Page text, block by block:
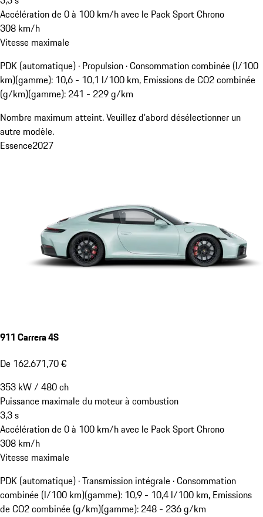
Accélération de 0 à 100 km/h avec le Pack Sport Chrono
308 km/h
Vitesse maximale
PDK (automatique) · Propulsion ·Consommation combinée (l/100
km)(gamme): 10,6 - 10,1 l/100 km, Emissions de CO2 combinée
(g/km)(gamme): 241 - 229 g/km
Nombre maximum atteint. Veuillez d'abord désélectionner un
autre modèle.
Essence2027
911 Carrera 4S
De 162.671,70 €
353 kW/ 480ch
Puissance maximale du moteur à combustion
3,3s
Accélération de 0 à 100 km/h avec le Pack Sport Chrono
308 km/h
Vitesse maximale
PDK (automatique) · Transmission intégrale ·Consommation
combinée (l/100 km)(gamme): 10,9 - 10,4 l/100 km, Emissions
de CO2 combinée (g/km)(gamme): 248 - 236 g/km